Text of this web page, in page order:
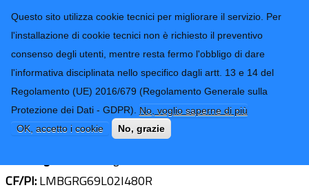
Questo sito utilizza cookie tecnici per migliorare il servizio. Per
l'installazione di cookie tecnici non è richiesto il preventivo
consenso degli utenti, mentre resta fermo l'obbligo di dare
l'informativa disciplinata nello specifico dagli artt. 13 e 14 del
Regolamento (UE) 2016/679 (Regolamento Generale sulla
Protezione dei Dati - GDPR). No, voglio saperne di più
OK, accetto i cookie
No, grazie
Provincia di
Imperia
CONTATTI-URP
TRASPARENZA
Form di ricerca
Dott. Geol. Giorgio Lombardi
Ultimo aggiornamento: 25/07/2019 - 10:34
CF/PI:LMBGRG69L02I480R